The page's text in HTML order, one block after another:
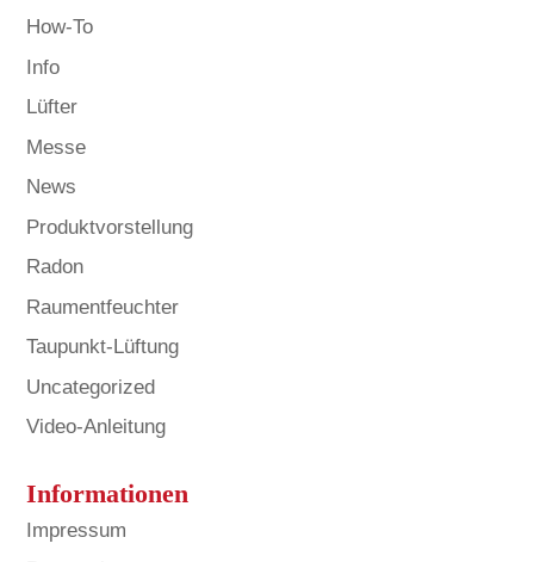
How-To
Info
Lüfter
Messe
News
Produktvorstellung
Radon
Raumentfeuchter
Taupunkt-Lüftung
Uncategorized
Video-Anleitung
Informationen
Impressum